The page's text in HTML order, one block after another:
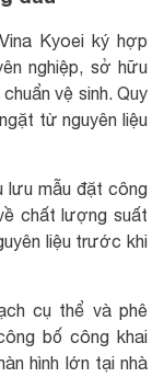
Kyoei ký hợp
nghiệp, sở hữu
vệ sinh. Quy
từ nguyên liệu
lưu mẫu đặt công
chất lượng suất
liệu trước khi
cụ thể và phê
bố công khai
hình lớn tại nhà